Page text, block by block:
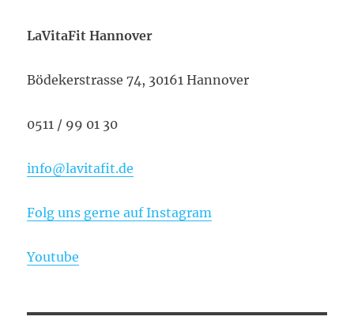
LaVitaFit Hannover
Bödekerstrasse 74, 30161 Hannover
0511 / 99 01 30
info@lavitafit.de
Folg uns gerne auf Instagram
Youtube